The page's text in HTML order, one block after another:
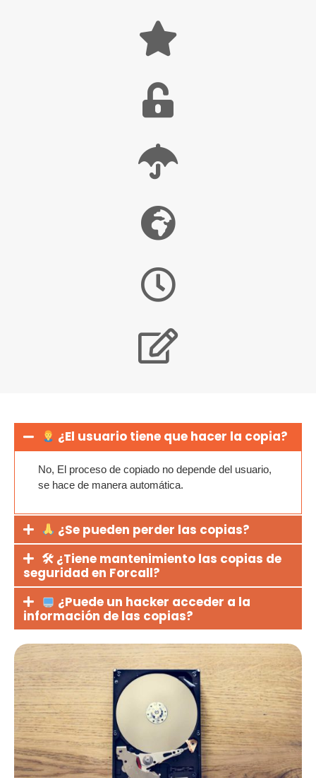
¿El usuario tiene que hacer la copia?
No, El proceso de copiado no depende del usuario,
se hace de manera automática.
¿Se pueden perder las copias?
🛠 ¿Tiene mantenimiento las copias de
seguridad en Forcall?
¿Puede un hacker acceder a la
información de las copias?